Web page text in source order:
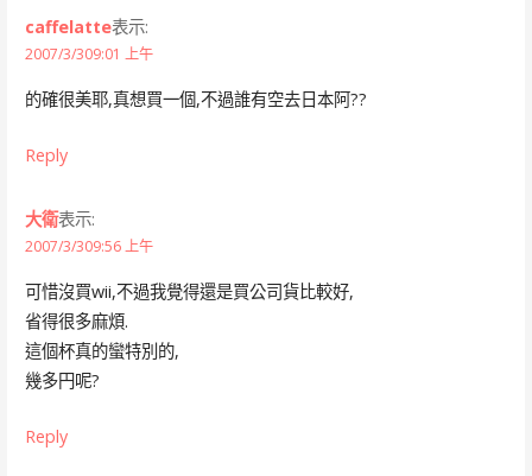
caffelatte表示:
2007/3/309:01 上午
的確很美耶,真想買一個,不過誰有空去日本阿??
Reply
大衛表示:
2007/3/309:56 上午
可惜沒買wii,不過我覺得還是買公司貨比較好,
省得很多麻煩.
這個杯真的蠻特別的,
幾多円呢?
Reply